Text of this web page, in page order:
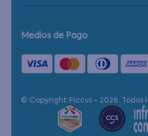
Medios de Pago
© Copyright Ficcus - 2026. Todos